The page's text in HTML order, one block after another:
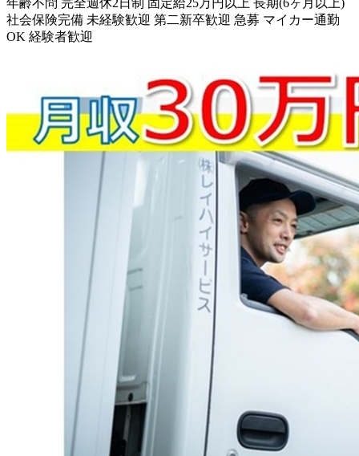
年齢不問 完全週休2日制 固定給25万円以上 長期(6ヶ月以上)
社会保険完備 未経験歓迎 第二新卒歓迎 急募 マイカー通勤
OK 経験者歓迎